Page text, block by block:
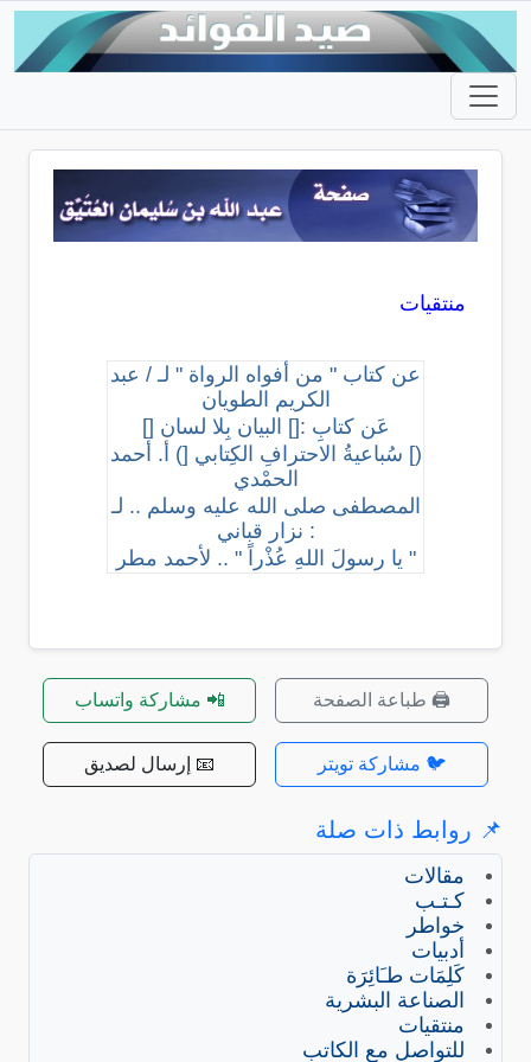
منتقيات
عن كتاب " من أفواه الرواة " لـ / عبد
الكريم الطويان
عَن كتابِ :[] البيان بِلا لسان []
(] سُباعيةُ الاحترافِ الكِتابي [) أ. أحمد
الحمْدي
المصطفى صلى الله عليه وسلم .. لـ
: نزار قباني
" يا رسولَ اللهِ عُذْراً " .. لأحمد مطر
🖨️ طباعة الصفحة 📲 مشاركة واتساب
🐦 مشاركة تويتر 📧 إرسال لصديق
📌 روابط ذات صلة
مقالات
كـتـب
خواطر
أدبيات
كَلِمَات طـَائِرَة
الصناعة البشرية
منتقيات
للتواصل مع الكاتب